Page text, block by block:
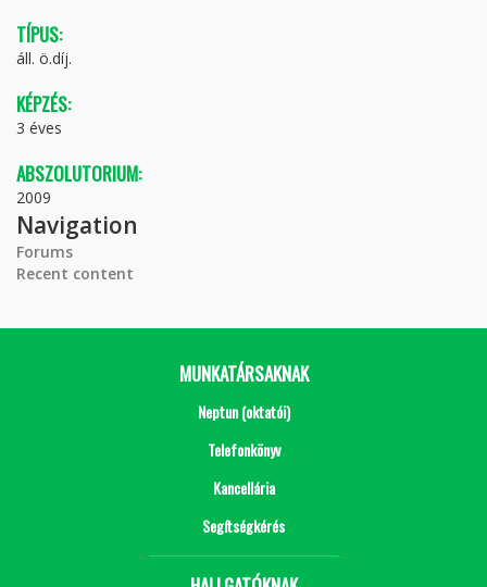
TÍPUS:
áll. ö.díj.
KÉPZÉS:
3 éves
ABSZOLUTORIUM:
2009
Navigation
Forums
Recent content
MUNKATÁRSAKNAK
Neptun (oktatói)
Telefonkönyv
Kancellária
Segítségkérés